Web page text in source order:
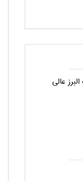
عالی